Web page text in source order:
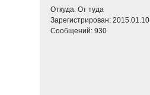
Откуда:От туда
Зарегистрирован:2015.01.10
Сообщений:930